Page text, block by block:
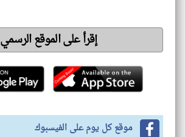
إقرأ على الموقع الرسمي
موقع كل يوم على الفيسبوك